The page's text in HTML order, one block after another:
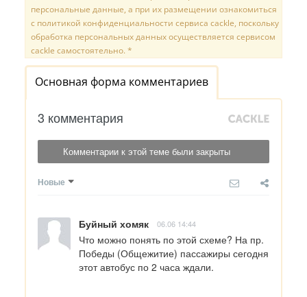
персональные данные, а при их размещении ознакомиться
с политикой конфиденциальности сервиса cackle, поскольку
обработка персональных данных осуществляется сервисом
cackle самостоятельно. *
Основная форма комментариев
3 комментария
Комментарии к этой теме были закрыты
Новые
Буйный хомяк 06.06 14:44
Что можно понять по этой схеме? На пр.
Победы (Общежитие) пассажиры сегодня
этот автобус по 2 часа ждали.